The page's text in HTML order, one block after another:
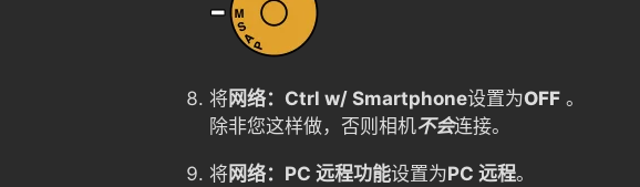
将网络：Ctrl w/ Smartphone设置为OFF 。
除非您这样做，否则相机不会连接。
将网络：PC 远程功能设置为PC 远程。